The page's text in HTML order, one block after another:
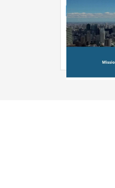
株式会社トレ
ラス向け人材
を展開してい